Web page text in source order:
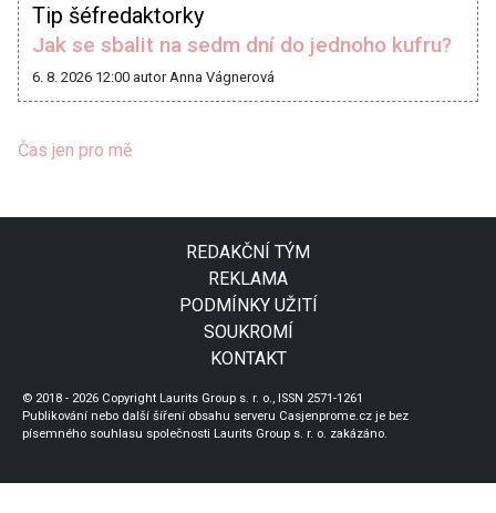
Tip šéfredaktorky
Jak se sbalit na sedm dní do jednoho kufru?
6. 8. 2026 12:00 autor Anna Vágnerová
Čas jen pro mě
REDAKČNÍ TÝM
REKLAMA
PODMÍNKY UŽITÍ
SOUKROMÍ
KONTAKT
© 2018 - 2026 Copyright Laurits Group s. r. o., ISSN 2571-1261
Publikování nebo další šíření obsahu serveru Casjenprome.cz je bez
písemného souhlasu společnosti Laurits Group s. r. o. zakázáno.